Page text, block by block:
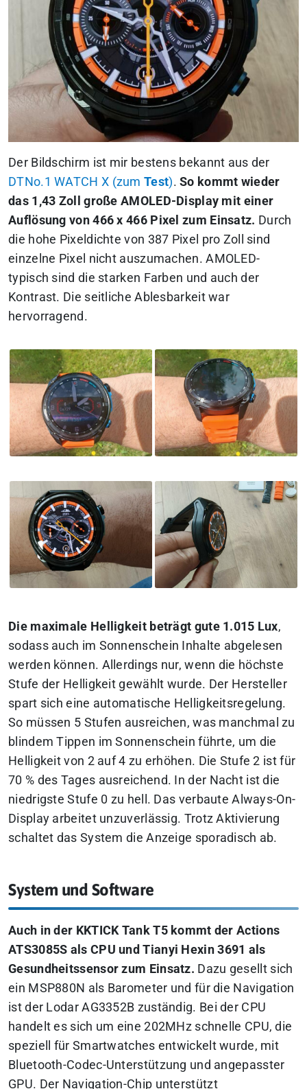
Der Bildschirm ist mir bestens bekannt aus der
DTNo.1 WATCH X (zumTest). So kommt wieder
das 1,43 Zoll große AMOLED-Display mit einer
Auflösung von 466 x 466 Pixel zum Einsatz. Durch
die hohe Pixeldichte von 387 Pixel pro Zoll sind
einzelne Pixel nicht auszumachen. AMOLED-
typisch sind die starken Farben und auch der
Kontrast. Die seitliche Ablesbarkeit war
hervorragend.
Die maximale Helligkeit beträgt gute 1.015 Lux,
sodass auch im Sonnenschein Inhalte abgelesen
werden können. Allerdings nur, wenn die höchste
Stufe der Helligkeit gewählt wurde. Der Hersteller
spart sich eine automatische Helligkeitsregelung.
So müssen 5 Stufen ausreichen, was manchmal zu
blindem Tippen im Sonnenschein führte, um die
Helligkeit von 2 auf 4 zu erhöhen. Die Stufe 2 ist für
70 % des Tages ausreichend. In der Nacht ist die
niedrigste Stufe 0 zu hell. Das verbaute Always-On-
Display arbeitet unzuverlässig. Trotz Aktivierung
schaltet das System die Anzeige sporadisch ab.
System und Software
Auch in der KKTICK Tank T5 kommt der Actions
ATS3085S als CPU und Tianyi Hexin 3691 als
Gesundheitssensor zum Einsatz. Dazu gesellt sich
ein MSP880N als Barometer und für die Navigation
ist der Lodar AG3352B zuständig. Bei der CPU
handelt es sich um eine 202MHz schnelle CPU, die
speziell für Smartwatches entwickelt wurde, mit
Bluetooth-Codec-Unterstützung und angepasster
GPU. Der Navigation-Chip unterstützt